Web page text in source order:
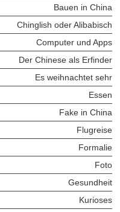
Bauen in China
Chinglish oder Alibabisch
Computer und Apps
Der Chinese als Erfinder
Es weihnachtet sehr
Essen
Fake in China
Flugreise
Formalie
Foto
Gesundheit
Kurioses